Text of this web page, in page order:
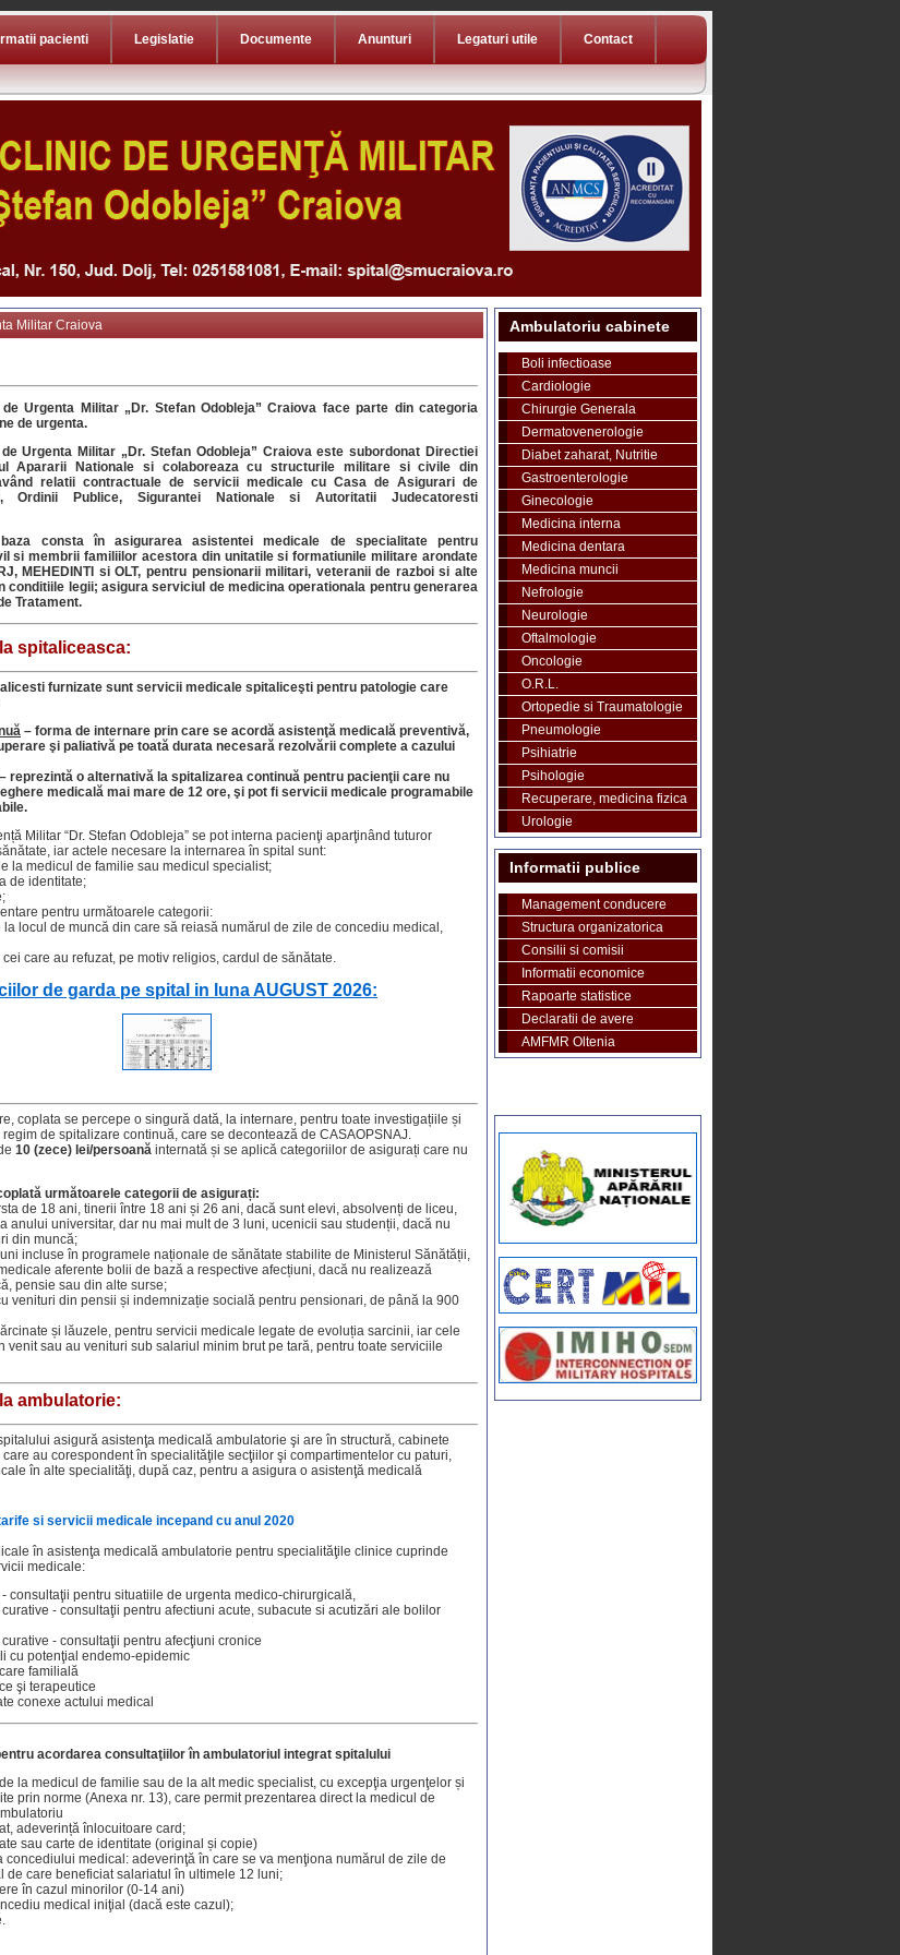
pacienti Legislatie Documente Anunturi Legaturi utile Contact
Ambulatoriu cabinete
Boli infectioase
Cardiologie
Chirurgie Generala
Dermatovenerologie
Diabet zaharat, Nutritie
Gastroenterologie
Ginecologie
Medicina interna
Medicina dentara
Medicina muncii
Nefrologie
Neurologie
Oftalmologie
Oncologie
O.R.L.
Ortopedie si Traumatologie
Pneumologie
Psihiatrie
Psihologie
Recuperare, medicina fizica
Urologie
Informatii publice
Management conducere
Structura organizatorica
Consilii si comisii
Informatii economice
Rapoarte statistice
Declaratii de avere
AMFMR Oltenia
Militar Craiova
Urgenta Militar „Dr. Stefan Odobleja” Craiova face parte din categoria
de urgenta.
Urgenta Militar „Dr. Stefan Odobleja” Craiova este subordonat Directiei
Apararii Nationale si colaboreaza cu structurile militare si civile din
relatii contractuale de servicii medicale cu Casa de Asigurari de
Ordinii Publice, Sigurantei Nationale si Autoritatii Judecatoresti
consta în asigurarea asistentei medicale de specialitate pentru
si membrii familiilor acestora din unitatile si formatiunile militare arondate
MEHEDINTI si OLT, pentru pensionarii militari, veteranii de razboi si alte
conditiile legii; asigura serviciul de medicina operationala pentru generarea
Tratament.
spitaliceasca:
furnizate sunt servicii medicale spitaliceşti pentru patologie care
– forma de internare prin care se acordă asistenţă medicală preventivă,
şi paliativă pe toată durata necesară rezolvării complete a cazului
– reprezintă o alternativă la spitalizarea continuă pentru pacienţii care nu
medicală mai mare de 12 ore, şi pot fi servicii medicale programabile
Militar “Dr. Stefan Odobleja” se pot interna pacienţi aparţinând tuturor
iar actele necesare la internarea în spital sunt:
la medicul de familie sau medicul specialist;
de identitate;
pentru următoarele categorii:
la locul de muncă din care să reiasă numărul de zile de concediu medical,
care au refuzat, pe motiv religios, cardul de sănătate.
de garda pe spital in luna AUGUST 2026:
coplata se percepe o singură dată, la internare, pentru toate investigațiile și
de spitalizare continuă, care se decontează de CASAOPSNAJ.
10 (zece) lei/persoană internată și se aplică categoriilor de asigurați care nu
următoarele categorii de asigurați:
de 18 ani, tinerii între 18 ani și 26 ani, dacă sunt elevi, absolvenți de liceu,
anului universitar, dar nu mai mult de 3 luni, ucenicii sau studenții, dacă nu
din muncă;
incluse în programele naționale de sănătate stabilite de Ministerul Sănătății,
aferente bolii de bază a respective afecțiuni, dacă nu realizează
pensie sau din alte surse;
venituri din pensii și indemnizație socială pentru pensionari, de până la 900
și lăuzele, pentru servicii medicale legate de evoluția sarcinii, iar cele
venit sau au venituri sub salariul minim brut pe tară, pentru toate serviciile
ambulatorie:
asigură asistenţa medicală ambulatorie şi are în structură, cabinete
au corespondent în specialităţile secţiilor şi compartimentelor cu paturi,
în alte specialităţi, după caz, pentru a asigura o asistenţă medicală
si servicii medicale incepand cu anul 2020
în asistenţa medicală ambulatorie pentru specialităţile clinice cuprinde
medicale:
consultaţii pentru situatiile de urgenta medico-chirurgicală,
- consultaţii pentru afectiuni acute, subacute si acutizări ale bolilor
- consultaţii pentru afecţiuni cronice
cu potenţial endemo-epidemic
familială
şi terapeutice
conexe actului medical
acordarea consultaţiilor în ambulatoriul integrat spitalului
la medicul de familie sau de la alt medic specialist, cu excepţia urgenţelor și
prin norme (Anexa nr. 13), care permit prezentarea direct la medicul de
adeverință înlocuitoare card;
sau carte de identitate (original și copie)
concediului medical: adeverinţă în care se va menţiona numărul de zile de
de care beneficiat salariatul în ultimele 12 luni;
în cazul minorilor (0-14 ani)
medical iniţial (dacă este cazul);